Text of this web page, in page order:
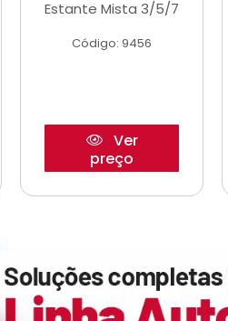
Estante Mista 3/5/7
Código: 9456
Ver
preço